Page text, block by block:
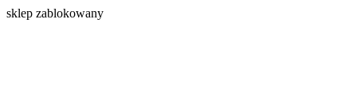
sklep zablokowany